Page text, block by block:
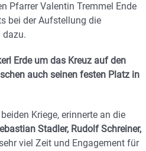
Pfarrer Valentin Tremmel Ende
bei der Aufstellung die
dazu.
Erde um das Kreuz auf den
auch seinen festen Platz in
Kriege, erinnerte an die
Stadler, Rudolf Schreiner,
viel Zeit und Engagement für